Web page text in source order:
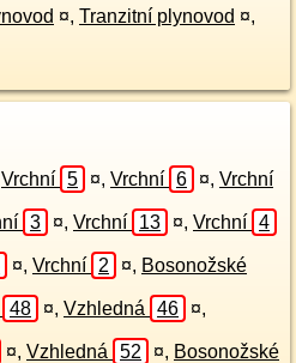
¤, Tranzitní plynovod ¤,
Vrchní 5 ¤, Vrchní 6 ¤, Vrchní
3 ¤, Vrchní 13 ¤, Vrchní 4
¤, Vrchní 2 ¤, Bosonožské
48 ¤, Vzhledná 46 ¤,
¤, Vzhledná 52 ¤, Bosonožské